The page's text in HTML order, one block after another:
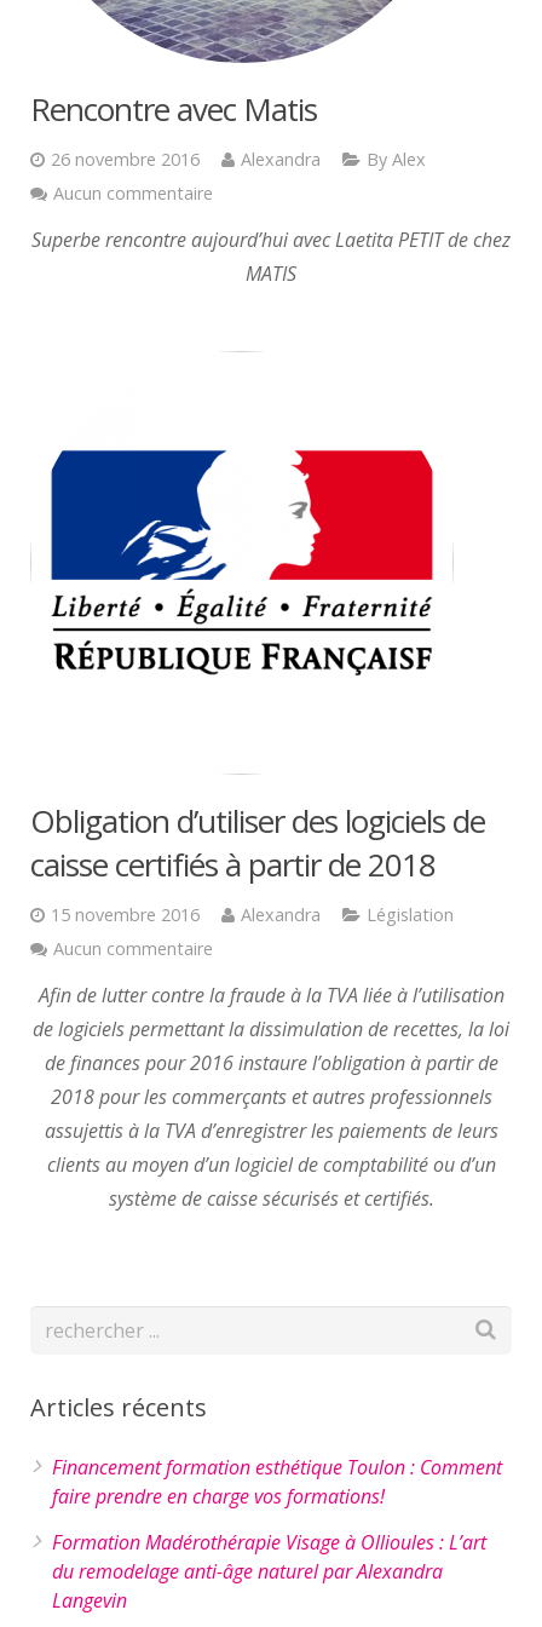
Rencontre avec Matis
26 novembre 2016 Alexandra
By Alex
Aucun commentaire
Superbe rencontre aujourd’hui avec Laetita PETIT de chez
MATIS
Obligation d’utiliser des logiciels de
caisse certifiés à partir de 2018
15 novembre 2016 Alexandra
Législation
Aucun commentaire
Afin de lutter contre la fraude à la TVA liée à l’utilisation
de logiciels permettant la dissimulation de recettes, la loi
de finances pour 2016 instaure l’obligation à partir de
2018 pour les commerçants et autres professionnels
assujettis à la TVA d’enregistrer les paiements de leurs
clients au moyen d’un logiciel de comptabilité ou d’un
système de caisse sécurisés et certifiés.
Articles récents
Financement formation esthétique Toulon : Comment
faire prendre en charge vos formations!
Formation Madérothérapie Visage à Ollioules : L’art
du remodelage anti-âge naturel par Alexandra
Langevin